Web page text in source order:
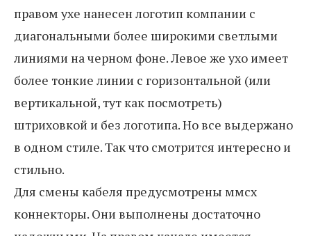
правом ухе нанесен логотип компании с
диагональными более широкими светлыми
линиями на черном фоне. Левое же ухо имеет
более тонкие линии с горизонтальной (или
вертикальной, тут как посмотреть)
штриховкой и без логотипа. Но все выдержано
в одном стиле. Так что смотрится интересно и
стильно.
Для смены кабеля предусмотрены ммсх
коннекторы. Они выполнены достаточно